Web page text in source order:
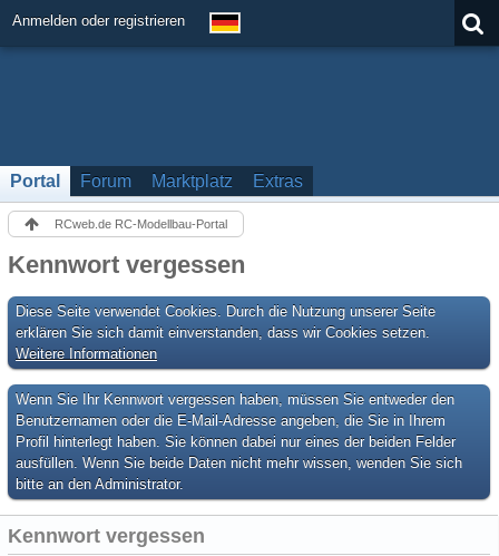
Anmelden oder registrieren
Portal Forum Marktplatz Extras
RCweb.de RC-Modellbau-Portal
Kennwort vergessen
Diese Seite verwendet Cookies. Durch die Nutzung unserer Seite
erklären Sie sich damit einverstanden, dass wir Cookies setzen.
Weitere Informationen
Wenn Sie Ihr Kennwort vergessen haben, müssen Sie entweder den
Benutzernamen oder die E-Mail-Adresse angeben, die Sie in Ihrem
Profil hinterlegt haben. Sie können dabei nur eines der beiden Felder
ausfüllen. Wenn Sie beide Daten nicht mehr wissen, wenden Sie sich
bitte an den Administrator.
Kennwort vergessen